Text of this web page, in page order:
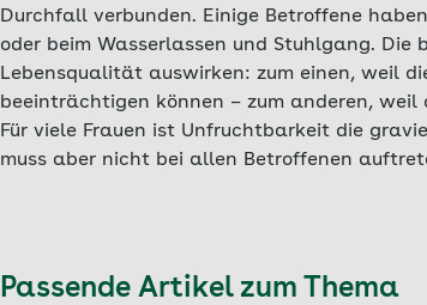
Durchfall verbunden. Einige Betroffene
oder beim Wasserlassen und Stuhlgang. Die
Lebensqualität auswirken: zum einen, weil
beeinträchtigen können – zum anderen,
Für viele Frauen ist Unfruchtbarkeit die
muss aber nicht bei allen Betroffenen
Passende Artikel zum Thema